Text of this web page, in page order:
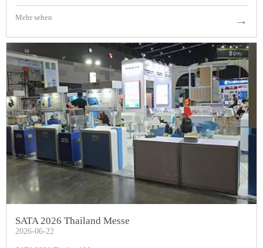
Mehr sehen →
SATA 2026 Thailand Messe
2026-06-22